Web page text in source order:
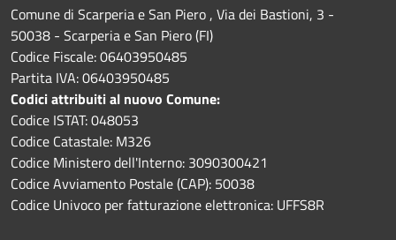
Comune di Scarperia e San Piero , Via dei Bastioni, 3 -
50038 - Scarperia e San Piero (FI)
Codice Fiscale: 06403950485
Partita IVA: 06403950485
Codici attribuiti al nuovo Comune:
Codice ISTAT: 048053
Codice Catastale: M326
Codice Ministero dell'Interno: 3090300421
Codice Avviamento Postale (CAP): 50038
Codice Univoco per fatturazione elettronica: UFFS8R